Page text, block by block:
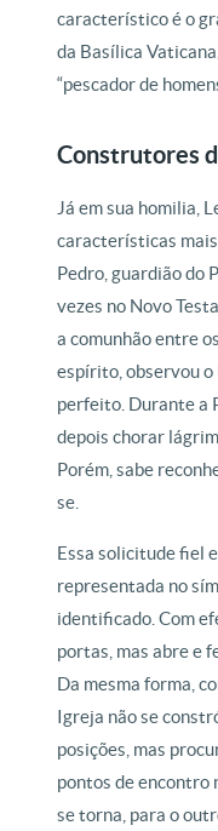
característico é o
da Basílica
“pescador de
Construtores
Já em sua homilia,
características
Pedro, guardião do
vezes no Novo
a comunhão entre
espírito, observou o
perfeito. Durante a
depois chorar
Porém, sabe
se.
Essa solicitude fiel
representada no
identificado. Com
portas, mas abre e
Da mesma forma,
Igreja não se
posições, mas
pontos de encontro
se torna, para o